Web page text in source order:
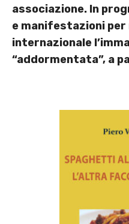
associazione. In
e manifestazioni
internazionale
“addormentata”, a